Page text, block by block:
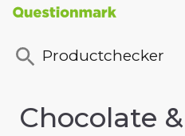
Productchecker
Chocolate